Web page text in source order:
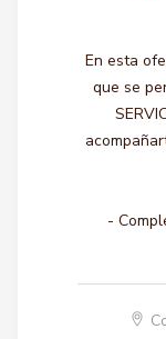
En esta
que se
-